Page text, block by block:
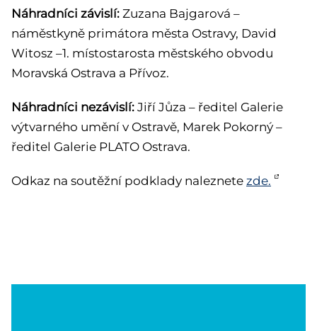
Náhradníci závislí: Zuzana Bajgarová –
náměstkyně primátora města Ostravy, David
Witosz –1. místostarosta městského obvodu
Moravská Ostrava a Přívoz.
Náhradníci nezávislí: Jiří Jůza – ředitel Galerie
výtvarného umění v Ostravě, Marek Pokorný –
ředitel Galerie PLATO Ostrava.
Odkaz na soutěžní podklady naleznete zde.